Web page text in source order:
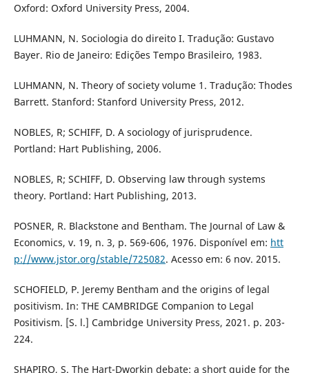
Oxford: Oxford University Press, 2004.
LUHMANN, N. Sociologia do direito I. Tradução: Gustavo
Bayer. Rio de Janeiro: Edições Tempo Brasileiro, 1983.
LUHMANN, N. Theory of society volume 1. Tradução: Thodes
Barrett. Stanford: Stanford University Press, 2012.
NOBLES, R; SCHIFF, D. A sociology of jurisprudence.
Portland: Hart Publishing, 2006.
NOBLES, R; SCHIFF, D. Observing law through systems
theory. Portland: Hart Publishing, 2013.
POSNER, R. Blackstone and Bentham. The Journal of Law &
Economics, v. 19, n. 3, p. 569-606, 1976. Disponível em: htt
p://www.jstor.org/stable/725082. Acesso em: 6 nov. 2015.
SCHOFIELD, P. Jeremy Bentham and the origins of legal
positivism. In: THE CAMBRIDGE Companion to Legal
Positivism. [S. l.] Cambridge University Press, 2021. p. 203-
224.
SHAPIRO, S. The Hart-Dworkin debate: a short guide for the